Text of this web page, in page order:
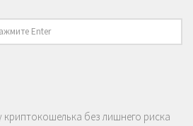
без лишнего риска